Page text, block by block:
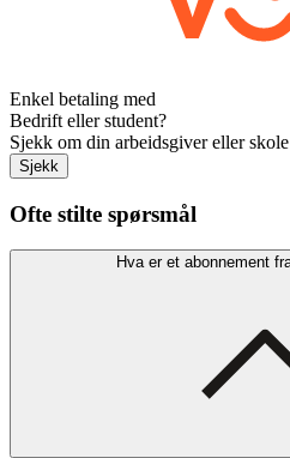
Enkel betaling med
Bedrift eller student?
Sjekk om din arbeidsgiver eller
Sjekk
Ofte stilte spørsmål
Hva er et abonnement